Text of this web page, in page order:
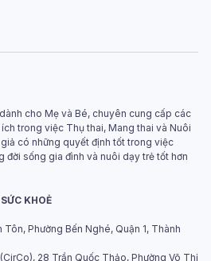
cho Mẹ và Bé, chuyên cung cấp các
trong việc Thụ thai, Mang thai và Nuôi
có những quyết định tốt trong việc
đời sống gia đình và nuôi dạy trẻ tốt hơn
KHOẺ
Phường Bến Nghé, Quận 1, Thành
28 Trần Quốc Thảo, Phường Võ Thị